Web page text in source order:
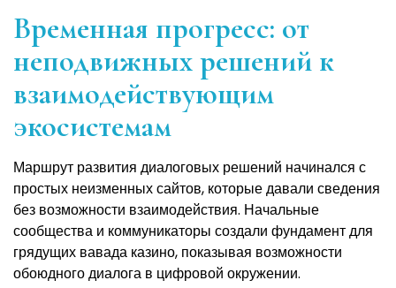
Временная прогресс: от
неподвижных решений к
взаимодействующим
экосистемам
Маршрут развития диалоговых решений начинался с
простых неизменных сайтов, которые давали сведения
без возможности взаимодействия. Начальные
сообщества и коммуникаторы создали фундамент для
грядущих вавада казино, показывая возможности
обоюдного диалога в цифровой окружении.